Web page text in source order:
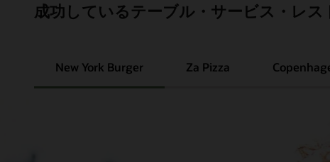
成功しているテーブル・サービス・レ
New York Burger Za Pizza